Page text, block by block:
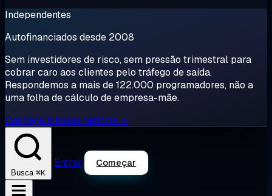
Independentes
Autofinanciados desde 2008
Sem investidores de risco, sem pressão trimestral para
cobrar caro aos clientes pelo tráfego de saída.
Respondemos a mais de 122.000 programadores, não a
uma folha de cálculo de empresa-mãe.
Conheça a nossa história →
Busca ⌘K
Entrar Começar